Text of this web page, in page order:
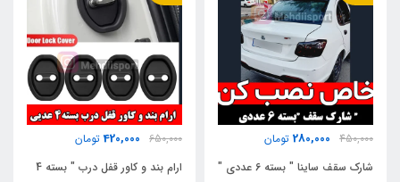
650,000
420,000 تومان
ارام بند و کاور قفل درب " بسته 4
900,000
730,000 تومان
سردنده اسپرت 508